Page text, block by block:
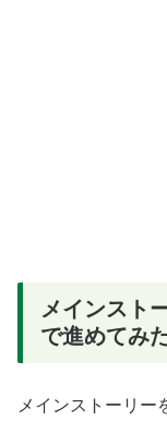
メインスト
で進めてみ
メインストーリー